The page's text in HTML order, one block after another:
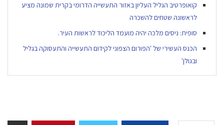
קואופרטיב הגליל העליון באזור התעשייה הדרומי בקרית שמונה מציע
לראשונה שטחים להשכרה
סופית: ניסים מלכה יהיה מועמד הליכוד לראשות העיר.
הכנס העשירי של 'הפורום הצפוני לקידום התעשייה והתעסוקה בגליל
ובגולן'